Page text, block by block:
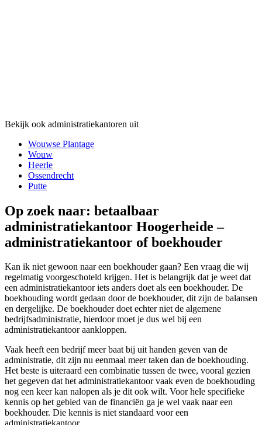
Bekijk ook administratiekantoren uit
Wouwse Plantage
Wouw
Heerle
Ossendrecht
Putte
Op zoek naar: betaalbaar
administratiekantoor Hoogerheide –
administratiekantoor of boekhouder
Kan ik niet gewoon naar een boekhouder gaan? Een vraag die wij
regelmatig voorgeschoteld krijgen. Het is belangrijk dat je weet dat
een administratiekantoor iets anders doet als een boekhouder. De
boekhouding wordt gedaan door de boekhouder, dit zijn de balansen
en dergelijke. De boekhouder doet echter niet de algemene
bedrijfsadministratie, hierdoor moet je dus wel bij een
administratiekantoor aankloppen.
Vaak heeft een bedrijf meer baat bij uit handen geven van de
administratie, dit zijn nu eenmaal meer taken dan de boekhouding.
Het beste is uiteraard een combinatie tussen de twee, vooral gezien
het gegeven dat het administratiekantoor vaak even de boekhouding
nog een keer kan nalopen als je dit ook wilt. Voor hele specifieke
kennis op het gebied van de financiën ga je wel vaak naar een
boekhouder. Die kennis is niet standaard voor een